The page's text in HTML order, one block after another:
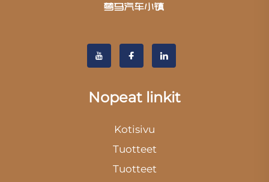
Nopeat linkit
Kotisivu
Tuotteet
Tuotteet